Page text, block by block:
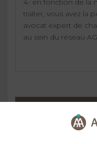
4- en fonction de la
traiter, vous avez la
avocat expert de
au sein du réseau